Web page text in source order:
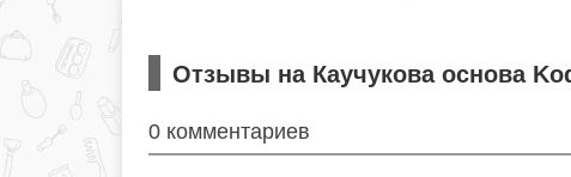
Отзывы на Каучукова основа
0 комментариев